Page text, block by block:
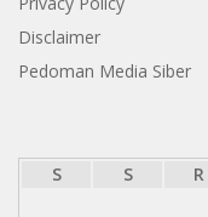
Disclaimer
Pedoman Media Siber
S
S R